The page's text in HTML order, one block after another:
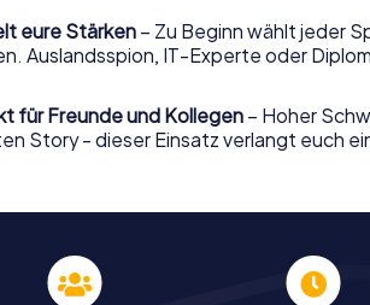
eure Stärken – Zu Beginn wählt jeder
Auslandsspion, IT-Experte oder
für Freunde und Kollegen – Hoher
Story - dieser Einsatz verlangt euch